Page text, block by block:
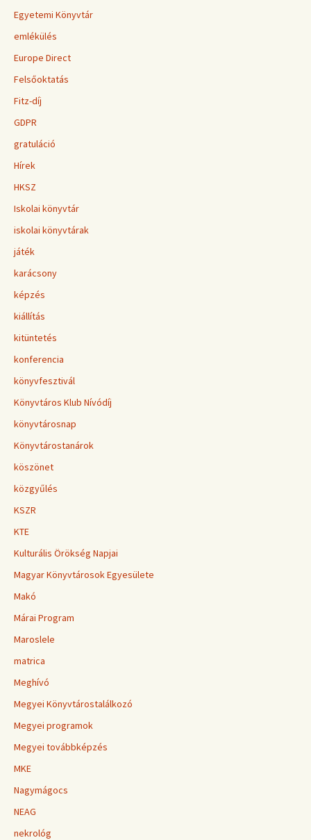
Egyetemi Könyvtár
emlékülés
Europe Direct
Felsőoktatás
Fitz-díj
GDPR
gratuláció
Hírek
HKSZ
Iskolai könyvtár
iskolai könyvtárak
játék
karácsony
képzés
kiállítás
kitüntetés
konferencia
könyvfesztivál
Könyvtáros Klub Nívódíj
könyvtárosnap
Könyvtárostanárok
köszönet
közgyűlés
KSZR
KTE
Kulturális Örökség Napjai
Magyar Könyvtárosok Egyesülete
Makó
Márai Program
Maroslele
matrica
Meghívó
Megyei Könyvtárostalálkozó
Megyei programok
Megyei továbbképzés
MKE
Nagymágocs
NEAG
nekrológ